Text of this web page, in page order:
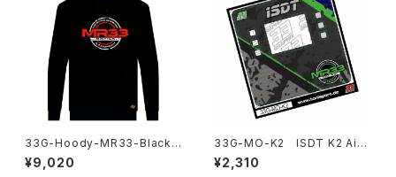
33G-Hoody-MR33-Black-
XL MR33 チーム パーカー ブ
ラック XL
¥9,020
33G-MO-K2 ISDT K2 Air
充電器用 Orlowski Edition
ステッカー by 33Graphix
¥2,310